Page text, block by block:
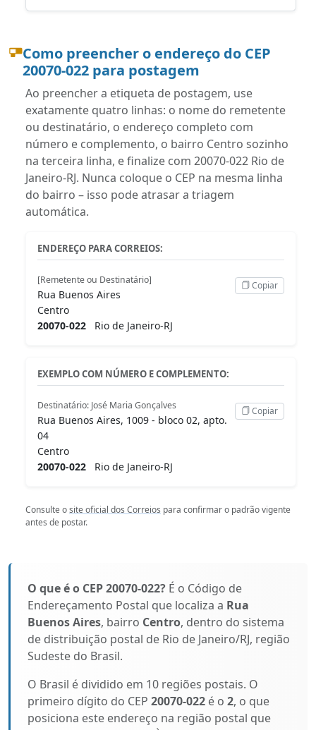
Como preencher o endereço do CEP
20070-022 para postagem
Ao preencher a etiqueta de postagem, use
exatamente quatro linhas: o nome do remetente
ou destinatário, o endereço completo com
número e complemento, o bairro Centro sozinho
na terceira linha, e finalize com 20070-022 Rio de
Janeiro-RJ. Nunca coloque o CEP na mesma linha
do bairro – isso pode atrasar a triagem
automática.
ENDEREÇO PARA CORREIOS:
[Remetente ou Destinatário]
Rua Buenos Aires
Centro
20070-022 Rio de Janeiro-RJ
Copiar
EXEMPLO COM NÚMERO E COMPLEMENTO:
Destinatário: José Maria Gonçalves
Rua Buenos Aires, 1009 - bloco 02, apto.
04
Centro
20070-022 Rio de Janeiro-RJ
Copiar
Consulte osite oficial dos Correios para confirmar o padrão vigente
antes de postar.
O que é o CEP 20070-022? É o Código de
Endereçamento Postal que localiza a Rua
Buenos Aires, bairro Centro, dentro do sistema
de distribuição postal de Rio de Janeiro/RJ, região
Sudeste do Brasil.
O Brasil é dividido em 10 regiões postais. O
primeiro dígito do CEP 20070-022 é o 2, o que
posiciona este endereço na região postal que